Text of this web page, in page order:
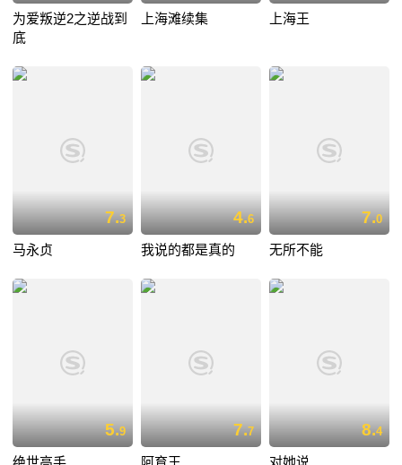
为爱叛逆2之逆战到
底
上海滩续集 上海王
7.3
马永贞
4.6
我说的都是真的
7.0
无所不能
5.9 7.7 8.4